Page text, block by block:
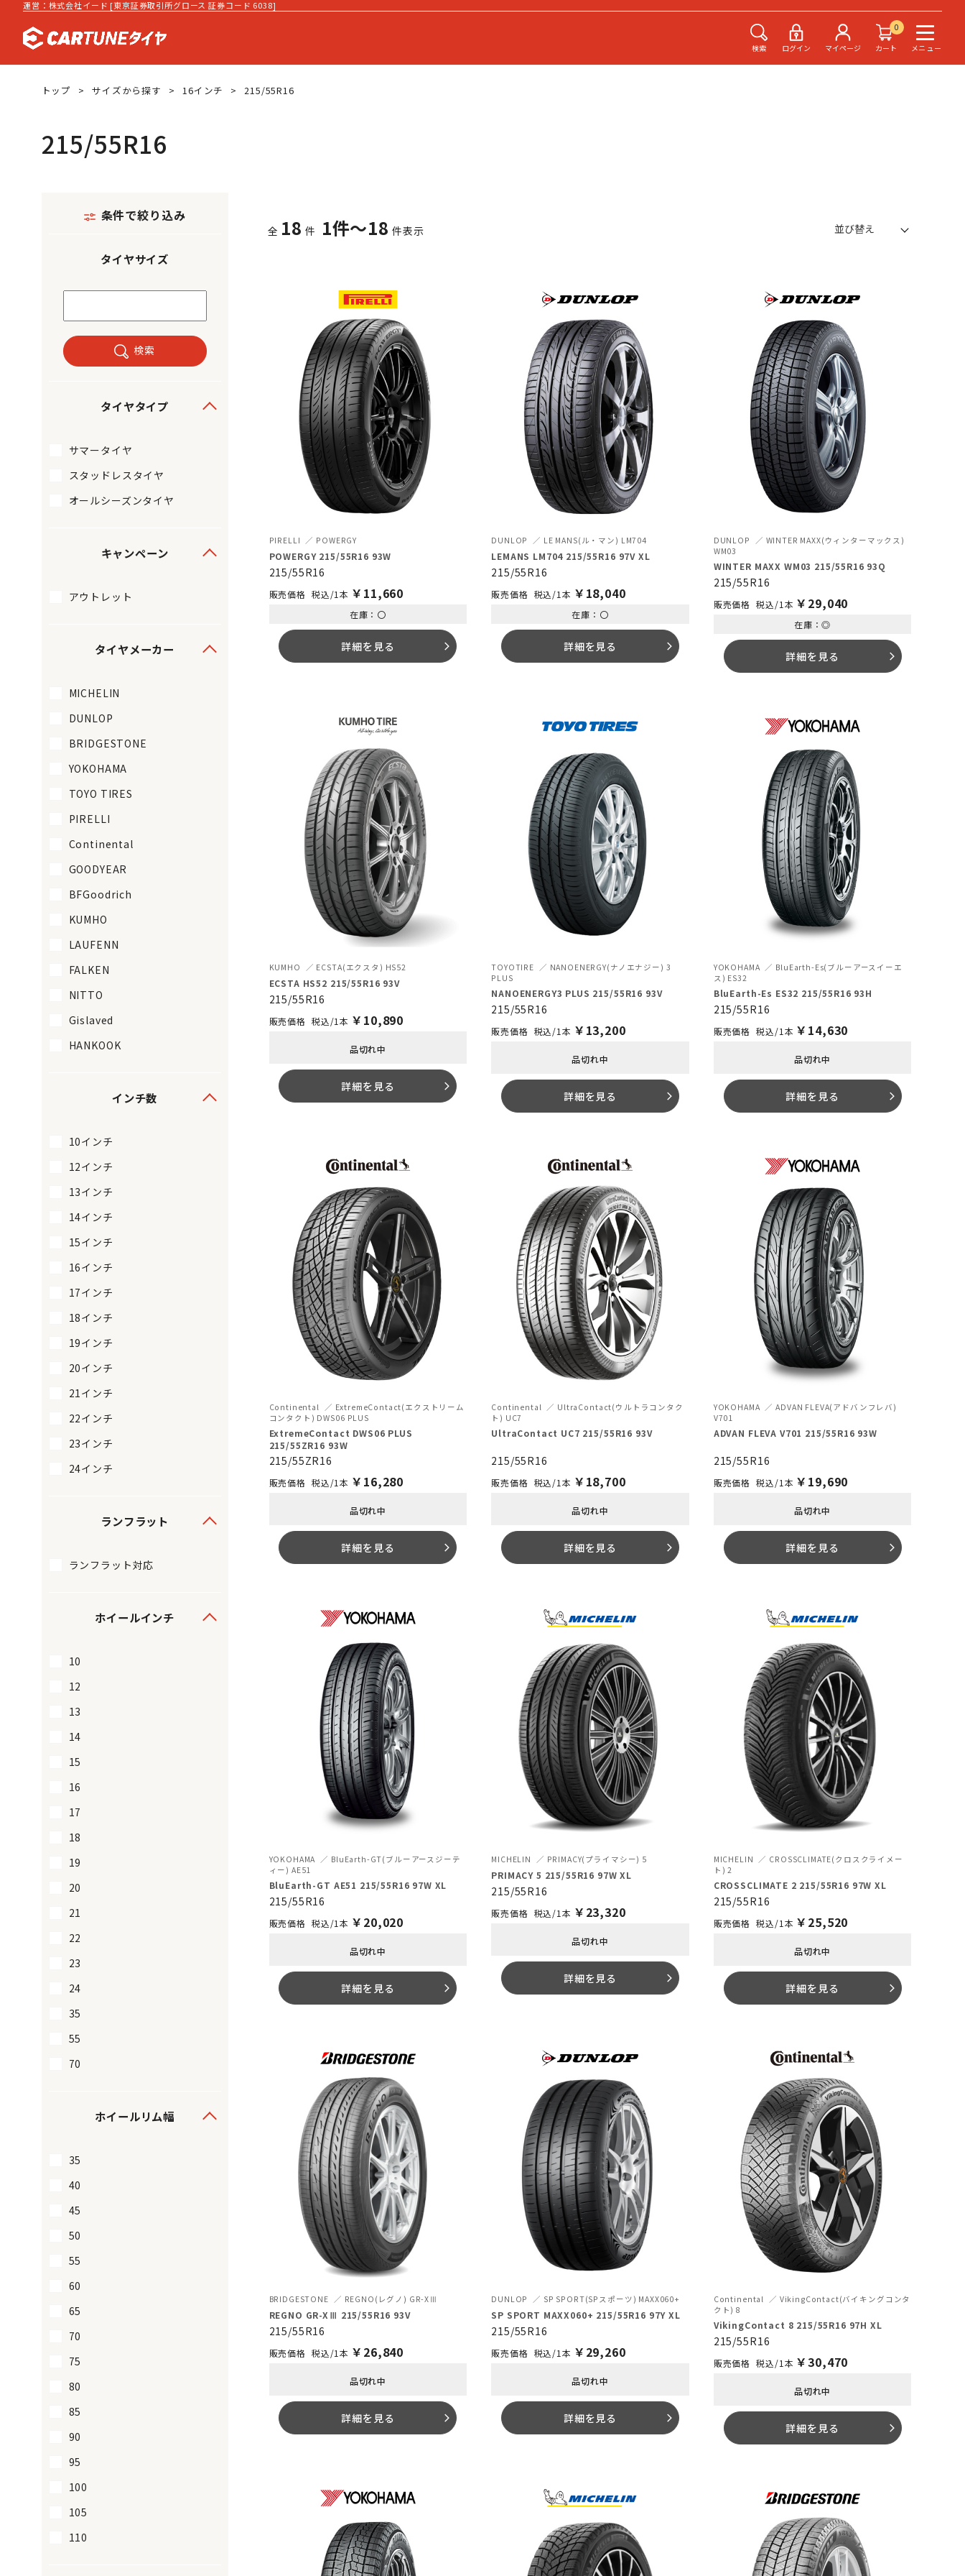
運営：株式会社イード [東京証券取引所グロース 証券コード 6038]
検索 ログイン マイページ
0
カート
メニュー
トップ サイズから探す 16インチ 215/55R16
215/55R16
条件で絞り込み
タイヤサイズ
検索
タイヤタイプ
サマータイヤ
スタッドレスタイヤ
オールシーズンタイヤ
キャンペーン
アウトレット
タイヤメーカー
MICHELIN
DUNLOP
BRIDGESTONE
YOKOHAMA
TOYO TIRES
PIRELLI
Continental
GOODYEAR
BFGoodrich
KUMHO
LAUFENN
FALKEN
NITTO
Gislaved
HANKOOK
インチ数
10インチ
12インチ
13インチ
14インチ
15インチ
16インチ
17インチ
18インチ
19インチ
20インチ
21インチ
22インチ
23インチ
24インチ
ランフラット
ランフラット対応
ホイールインチ
10
12
13
14
15
16
17
18
19
20
21
22
23
24
35
55
70
ホイールリム幅
35
40
45
50
55
60
65
70
75
80
85
90
95
100
105
110
全 18 件 1件～18 件表示
PIRELLI POWERGY
POWERGY 215/55R16 93W
215/55R16
税込/1本 ￥ 11,660
在庫：〇
詳細を見る arrow_forward_ios
DUNLOP LE MANS(ル・マン) LM704
LEMANS LM704 215/55R16 97V XL
215/55R16
税込/1本 ￥ 18,040
在庫：〇
詳細を見る arrow_forward_ios
DUNLOP
WINTER MAXX(ウィンターマックス)
WM03
WINTER MAXX WM03 215/55R16 93Q
215/55R16
税込/1本 ￥ 29,040
在庫：◎
詳細を見る arrow_forward_ios
KUMHO ECSTA(エクスタ) HS52
ECSTA HS52 215/55R16 93V
215/55R16
税込/1本 ￥ 10,890
品切れ中
詳細を見る arrow_forward_ios
TOYOTIRE
NANOENERGY(ナノエナジー) 3
PLUS
NANOENERGY3 PLUS 215/55R16 93V
215/55R16
税込/1本 ￥ 13,200
品切れ中
詳細を見る arrow_forward_ios
YOKOHAMA
BluEarth-Es(ブルーアースイーエ
ス) ES32
BluEarth-Es ES32 215/55R16 93H
215/55R16
税込/1本 ￥ 14,630
品切れ中
詳細を見る arrow_forward_ios
Continental
ExtremeContact(エクストリーム
コンタクト) DWS06 PLUS
ExtremeContact DWS06 PLUS
215/55ZR16 93W
215/55ZR16
税込/1本 ￥ 16,280
品切れ中
詳細を見る arrow_forward_ios
Continental
UltraContact(ウルトラコンタク
ト) UC7
UltraContact UC7 215/55R16 93V
215/55R16
税込/1本 ￥ 18,700
品切れ中
詳細を見る arrow_forward_ios
YOKOHAMA
ADVAN FLEVA(アドバンフレバ)
V701
ADVAN FLEVA V701 215/55R16 93W
215/55R16
税込/1本 ￥ 19,690
品切れ中
詳細を見る arrow_forward_ios
YOKOHAMA
BluEarth-GT(ブルーアースジーテ
ィー) AE51
BluEarth-GT AE51 215/55R16 97W XL
215/55R16
税込/1本 ￥ 20,020
品切れ中
詳細を見る arrow_forward_ios
MICHELIN PRIMACY(プライマシー) 5
PRIMACY 5 215/55R16 97W XL
215/55R16
税込/1本 ￥ 23,320
品切れ中
詳細を見る arrow_forward_ios
MICHELIN
CROSSCLIMATE(クロスクライメー
ト) 2
CROSSCLIMATE 2 215/55R16 97W XL
215/55R16
税込/1本 ￥ 25,520
品切れ中
詳細を見る arrow_forward_ios
BRIDGESTONE REGNO(レグノ) GR-XⅢ
REGNO GR-XⅢ 215/55R16 93V
215/55R16
税込/1本 ￥ 26,840
品切れ中
詳細を見る arrow_forward_ios
DUNLOP SP SPORT(SPスポーツ) MAXX060+
SP SPORT MAXX060+ 215/55R16 97Y XL
215/55R16
税込/1本 ￥ 29,260
品切れ中
詳細を見る arrow_forward_ios
Continental
VikingContact(バイキングコンタ
クト) 8
VikingContact 8 215/55R16 97H XL
215/55R16
税込/1本 ￥30,470
品切れ中
詳細を見る arrow_forward_ios